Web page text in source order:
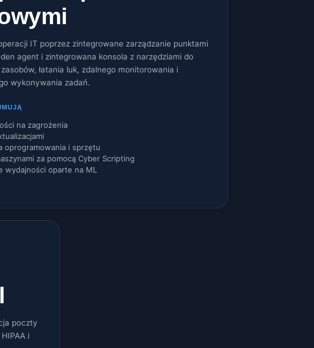
IT poprzez zintegrowane zarządzanie punktami
agent i zintegrowana konsola z narzędziami do
łatania luk, zdalnego monitorowania i
wykonywania zadań.
na zagrożenia
oprogramowania i sprzętu
za pomocą Cyber Scripting
wydajności oparte na ML
poczty
i